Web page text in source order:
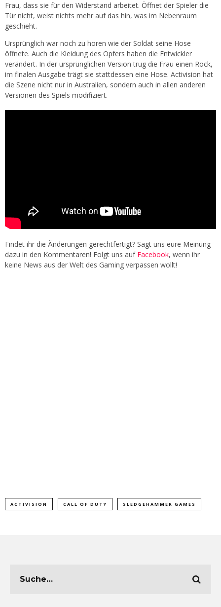
Frau, dass sie für den Widerstand arbeitet. Öffnet der Spieler die
Tür nicht, weist nichts mehr auf das hin, was im Nebenraum
geschieht.
Ursprünglich war noch zu hören wie der Soldat seine Hose
öffnete. Auch die Kleidung des Opfers haben die Entwickler
verändert. In der ursprünglichen Version trug die Frau einen Rock,
im finalen Ausgabe trägt sie stattdessen eine Hose. Activision hat
die Szene nicht nur in Australien, sondern auch in allen anderen
Versionen des Spiels modifiziert.
Findet ihr die Änderungen gerechtfertigt? Sagt uns eure Meinung
dazu in den Kommentaren! Folgt uns auf Facebook, wenn ihr
keine News aus der Welt des Gaming verpassen wollt!
ACTIVISION CALL OF DUTY SLEDGEHAMMER GAMES